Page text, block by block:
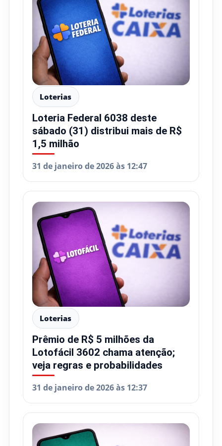
Loterias
Loteria Federal 6038 deste
sábado (31) distribui mais de R$
1,5 milhão
31 de janeiro de 2026 às 12:47
Loterias
Prêmio de R$ 5 milhões da
Lotofácil 3602 chama atenção;
veja regras e probabilidades
31 de janeiro de 2026 às 12:37